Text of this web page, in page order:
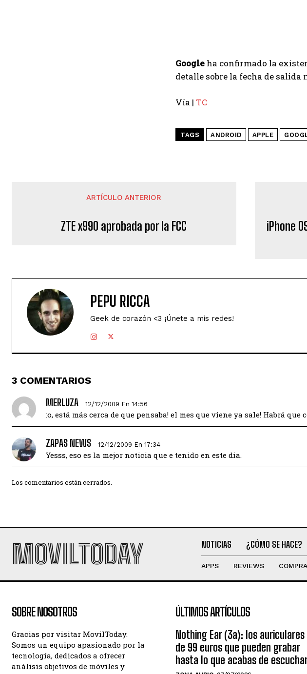
Google ha confirmado la
detalle sobre la fecha de salida
Vía | TC
TAGS ANDROID APPLE
ARTÍCULO ANTERIOR
ZTE x990 aprobada por la FCC
iPhone
PEPU RICCA
Geek de corazón <3 ¡Únete a mis redes!
3 COMENTARIOS
MERLUZA
12/12/2009 En 14:56
:o, está más cerca de que pensaba! el mes que viene ya sale! Habrá que
ZAPAS NEWS 12/12/2009 En 17:34
Yesss, eso es la mejor noticia que e tenido en este dia.
Los comentarios están cerrados.
MOVILTODAY NOTICIAS ¿CÓMO SE HACE?
APPS REVIEWS
SOBRE NOSOTROS
Gracias por visitar MovilToday.
Somos un equipo apasionado por la
tecnología, dedicados a ofrecer
análisis objetivos de móviles y
ÚLTIMOS ARTÍCULOS
Nothing Ear (3a): los auriculares
de 99 euros que pueden grabar
hasta lo que acabas de